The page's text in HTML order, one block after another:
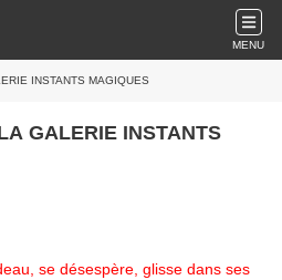
MENU
INSTANTS MAGIQUES
GALERIE INSTANTS
se désespère, glisse dans ses